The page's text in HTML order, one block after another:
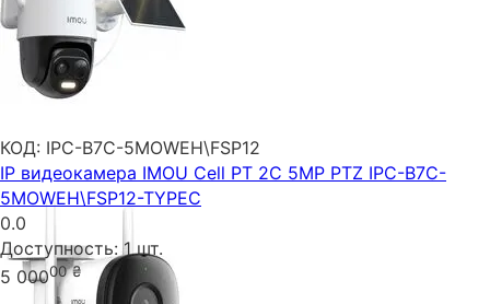
КОД: IPC-B7C-5MOWEH\FSP12
IP видеокамера IMOU Cell PT 2C 5MP PTZ IPC-B7C-
5MOWEH\FSP12-TYPEC
0.0
Доступность: 1 шт.
5 00000 ₴